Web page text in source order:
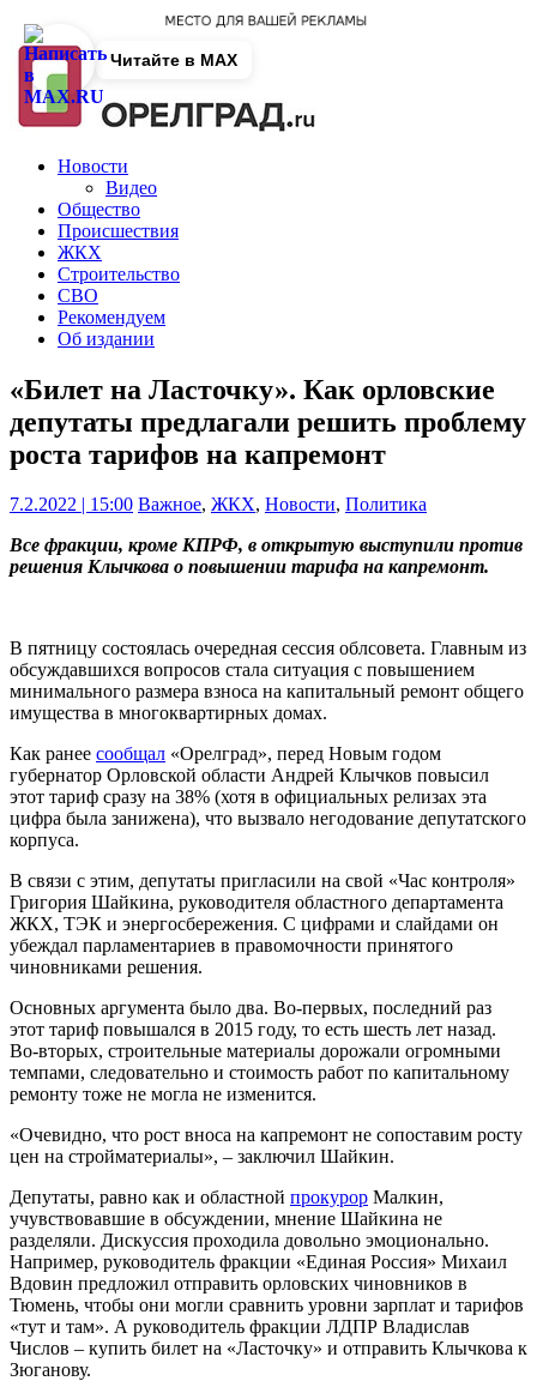
Новости
Видео
Общество
Происшествия
ЖКХ
Строительство
СВО
Рекомендуем
Об издании
«Билет на Ласточку». Как орловские
депутаты предлагали решить проблему
роста тарифов на капремонт
7.2.2022 | 15:00 Важное, ЖКХ, Новости, Политика
Все фракции, кроме КПРФ, в открытую выступили против
решения Клычкова о повышении тарифа на капремонт.
В пятницу состоялась очередная сессия облсовета. Главным из
обсуждавшихся вопросов стала ситуация с повышением
минимального размера взноса на капитальный ремонт общего
имущества в многоквартирных домах.
Как ранее сообщал «Орелград», перед Новым годом
губернатор Орловской области Андрей Клычков повысил
этот тариф сразу на 38% (хотя в официальных релизах эта
цифра была занижена), что вызвало негодование депутатского
корпуса.
В связи с этим, депутаты пригласили на свой «Час контроля»
Григория Шайкина, руководителя областного департамента
ЖКХ, ТЭК и энергосбережения. С цифрами и слайдами он
убеждал парламентариев в правомочности принятого
чиновниками решения.
Основных аргумента было два. Во-первых, последний раз
этот тариф повышался в 2015 году, то есть шесть лет назад.
Во-вторых, строительные материалы дорожали огромными
темпами, следовательно и стоимость работ по капитальному
ремонту тоже не могла не изменится.
«Очевидно, что рост вноса на капремонт не сопоставим росту
цен на стройматериалы», – заключил Шайкин.
Депутаты, равно как и областной прокурор Малкин,
учувствовавшие в обсуждении, мнение Шайкина не
разделяли. Дискуссия проходила довольно эмоционально.
Например, руководитель фракции «Единая Россия» Михаил
Вдовин предложил отправить орловских чиновников в
Тюмень, чтобы они могли сравнить уровни зарплат и тарифов
«тут и там». А руководитель фракции ЛДПР Владислав
Числов – купить билет на «Ласточку» и отправить Клычкова к
Зюганову.
Читайте в MAX